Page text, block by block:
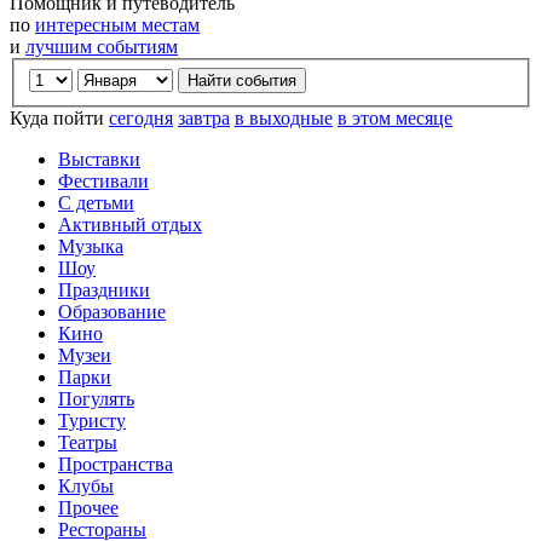
по интересным местам
и лучшим событиям
Куда пойти сегодня завтра в выходные в этом месяце
Выставки
Фестивали
С детьми
Активный отдых
Музыка
Шоу
Праздники
Образование
Кино
Музеи
Парки
Погулять
Туристу
Театры
Пространства
Клубы
Прочее
Рестораны